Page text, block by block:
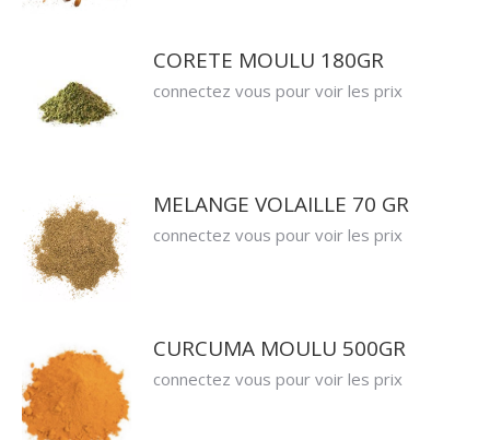
CORETE MOULU 180GR
connectez vous pour voir les prix
MELANGE VOLAILLE 70 GR
connectez vous pour voir les prix
CURCUMA MOULU 500GR
connectez vous pour voir les prix